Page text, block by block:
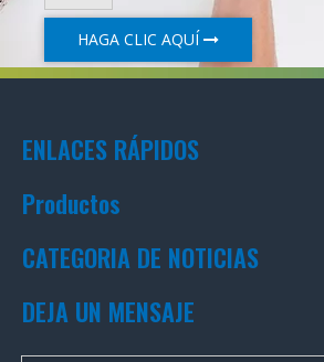
HAGA CLIC AQUÍ
ENLACES RÁPIDOS
Productos
CATEGORIA DE NOTICIAS
DEJA UN MENSAJE